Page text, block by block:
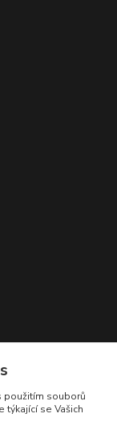
použitím souborů
týkající se Vašich